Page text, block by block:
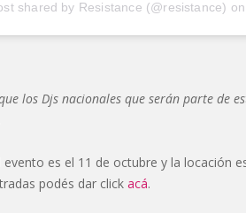
shared by Resistance (@resistance) on
los Djs nacionales que serán parte de
evento es el 11 de octubre y la locación
podés dar click acá.